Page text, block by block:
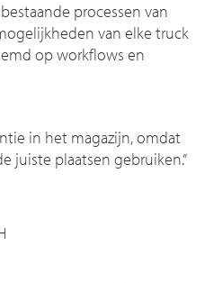
processen van
van elke truck
op workflows en
in het magazijn, omdat
juiste plaatsen gebruiken.”